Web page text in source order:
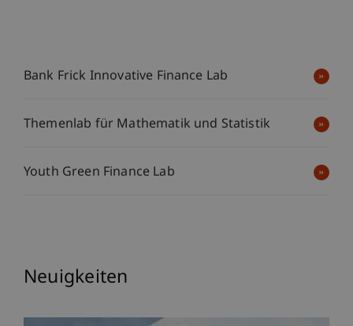
Bank Frick Innovative Finance Lab
Themenlab für Mathematik und Statistik
Youth Green Finance Lab
Neuigkeiten